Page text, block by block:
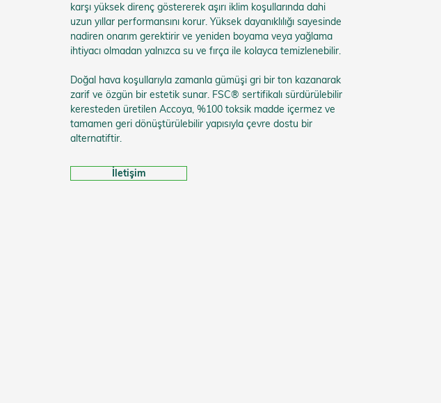
karşı yüksek direnç göstererek aşırı iklim koşullarında dahi
uzun yıllar performansını korur. Yüksek dayanıklılığı sayesinde
nadiren onarım gerektirir ve yeniden boyama veya yağlama
ihtiyacı olmadan yalnızca su ve fırça ile kolayca temizlenebilir.
Doğal hava koşullarıyla zamanla gümüşi gri bir ton kazanarak
zarif ve özgün bir estetik sunar. FSC® sertifikalı sürdürülebilir
keresteden üretilen Accoya, %100 toksik madde içermez ve
tamamen geri dönüştürülebilir yapısıyla çevre dostu bir
alternatiftir.
İletişim